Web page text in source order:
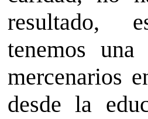
resultado,
tenemos una
mercenarios
desde la